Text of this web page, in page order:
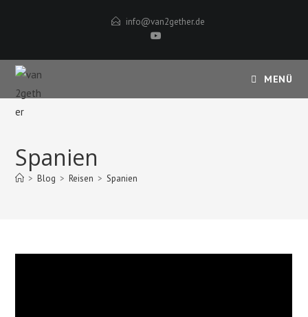
info@van2gether.de
MENÜ
Spanien
> Blog > Reisen > Spanien